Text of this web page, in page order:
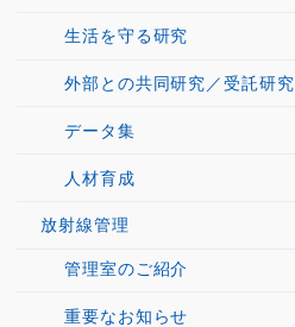
生活を守る研究
外部との共同研究／受託研究
データ集
人材育成
放射線管理
管理室のご紹介
重要なお知らせ